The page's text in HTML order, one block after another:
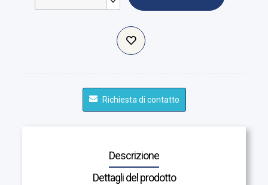
Richiesta di contatto
Descrizione
Dettagli del prodotto